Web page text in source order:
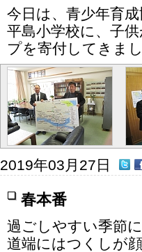
今日は、青少年育
平島小学校に、子
プを寄付してきま
2019年03月27日
春本番
過ごしやすい季節に
道端にはつくしが